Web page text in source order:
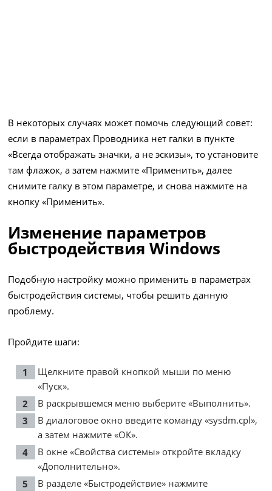
В некоторых случаях может помочь следующий совет:
если в параметрах Проводника нет галки в пункте
«Всегда отображать значки, а не эскизы», то установите
там флажок, а затем нажмите «Применить», далее
снимите галку в этом параметре, и снова нажмите на
кнопку «Применить».
Изменение параметров
быстродействия Windows
Подобную настройку можно применить в параметрах
быстродействия системы, чтобы решить данную
проблему.
Пройдите шаги:
Щелкните правой кнопкой мыши по меню
«Пуск».
В раскрывшемся меню выберите «Выполнить».
В диалоговое окно введите команду «sysdm.cpl»,
а затем нажмите «ОК».
В окне «Свойства системы» откройте вкладку
«Дополнительно».
В разделе «Быстродействие» нажмите